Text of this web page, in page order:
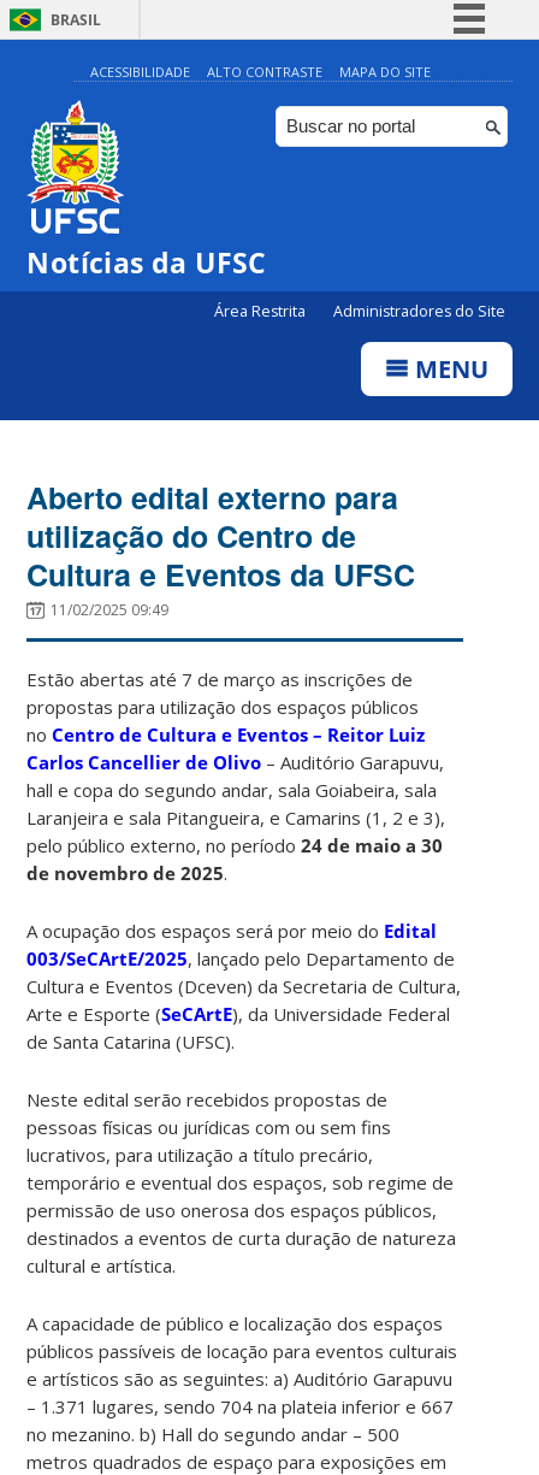
BRASIL
Simplifique!
Comunica BR
Participe
ACESSIBILIDADE ALTO CONTRASTE MAPA DO SITE
Notícias da UFSC
Área Restrita Administradores do Site
MENU
Aberto edital externo para
utilização do Centro de
Cultura e Eventos da UFSC
11/02/2025 09:49
Estão abertas até 7 de março as inscrições de
propostas para utilização dos espaços públicos
noCentro de Cultura e Eventos – Reitor Luiz
Carlos Cancellier de Olivo – Auditório Garapuvu,
hall e copa do segundo andar, sala Goiabeira, sala
Laranjeira e sala Pitangueira, e Camarins (1, 2 e 3),
pelo público externo, no período24 de maio a 30
de novembro de 2025.
A ocupação dos espaços será por meio do Edital
003/SeCArtE/2025, lançado pelo Departamento de
Cultura e Eventos (Dceven) da Secretaria de Cultura,
Arte e Esporte (SeCArtE), da Universidade Federal
de Santa Catarina (UFSC).
Neste edital serão recebidos propostas de
pessoas físicas ou jurídicas com ou sem fins
lucrativos, para utilização a título precário,
temporário e eventual dos espaços, sob regime de
permissão de uso onerosa dos espaços públicos,
destinados a eventos de curta duração de natureza
cultural e artística.
A capacidade de público e localização dos espaços
públicos passíveis de locação para eventos culturais
e artísticos são as seguintes: a) Auditório Garapuvu
– 1.371 lugares, sendo 704 na plateia inferior e 667
no mezanino. b) Hall do segundo andar – 500
metros quadrados de espaço para exposições em